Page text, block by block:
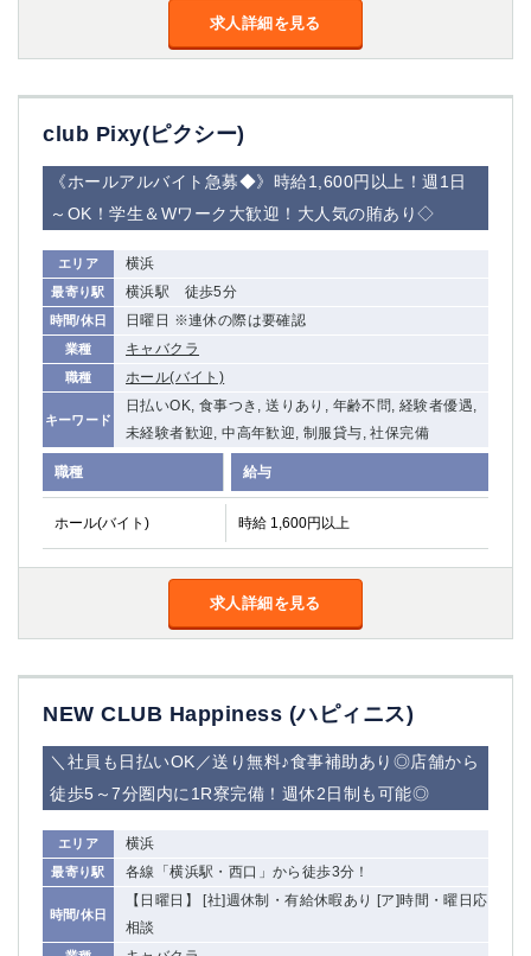
求人詳細を見る
club Pixy(ピクシー)
《ホールアルバイト急募◆》時給1,600円以上！週1日
～OK！学生＆Wワーク大歓迎！大人気の賄あり◇
エリア 横浜
最寄り駅 横浜駅 徒歩5分
時間/休日 日曜日 ※連休の際は要確認
業種 キャバクラ
職種 ホール(バイト)
キーワード
日払いOK, 食事つき, 送りあり, 年齢不問, 経験者優遇,
未経験者歓迎, 中高年歓迎, 制服貸与, 社保完備
職種 給与
ホール(バイト) 時給 1,600円以上
求人詳細を見る
NEW CLUB Happiness (ハピィニス)
＼社員も日払いOK／送り無料♪食事補助あり◎店舗から
徒歩5～7分圏内に1R寮完備！週休2日制も可能◎
エリア 横浜
最寄り駅 各線「横浜駅・西口」から徒歩3分！
時間/休日
【日曜日】 [社]週休制・有給休暇あり [ア]時間・曜日応
相談
浅草
幡ヶ谷
市川
西麻布
五井
神奈川県
関内
川崎
本厚木
新横浜
藤沢
武蔵小杉
小田原
横浜・桜木町
関内・馬車道・日ノ出町
武蔵新城
元住吉
茅ヶ崎
戸塚
たまプラーザ
大船
相模原
厚木
横須賀
志木
川越
草加
南浦和
所沢
獨協大学前＜草加松原＞ 北浦和（西口）
春日部
蕨
千葉県